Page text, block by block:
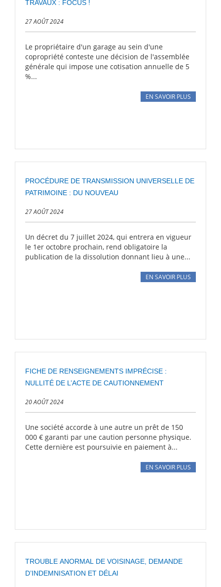
TRAVAUX : FOCUS !
27 AOÛT 2024
Le propriétaire d'un garage au sein d'une
copropriété conteste une décision de l'assemblée
générale qui impose une cotisation annuelle de 5
%...
EN SAVOIR PLUS
PROCÉDURE DE TRANSMISSION UNIVERSELLE DE
PATRIMOINE : DU NOUVEAU
27 AOÛT 2024
Un décret du 7 juillet 2024, qui entrera en vigueur
le 1er octobre prochain, rend obligatoire la
publication de la dissolution donnant lieu à une...
EN SAVOIR PLUS
FICHE DE RENSEIGNEMENTS IMPRÉCISE :
NULLITÉ DE L’ACTE DE CAUTIONNEMENT
20 AOÛT 2024
Une société accorde à une autre un prêt de 150
000 € garanti par une caution personne physique.
Cette dernière est poursuivie en paiement à...
EN SAVOIR PLUS
TROUBLE ANORMAL DE VOISINAGE, DEMANDE
D’INDEMNISATION ET DÉLAI